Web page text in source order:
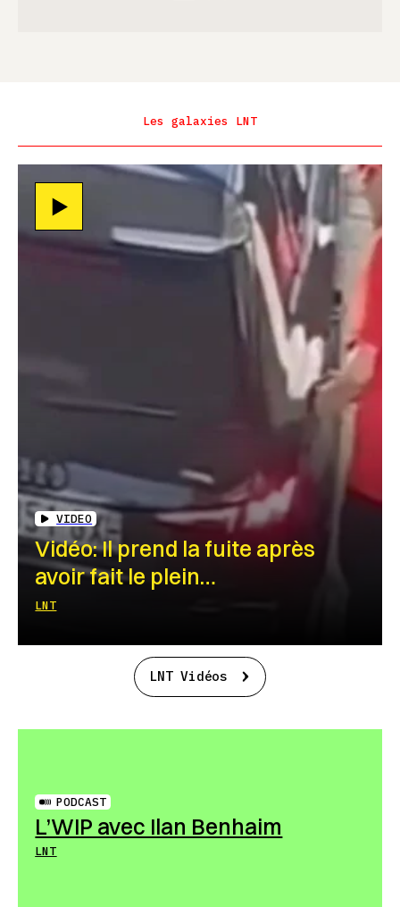
Les galaxies LNT
VIDEO
Vidéo: Il prend la fuite après
avoir fait le plein…
LNT
LNT Vidéos
PODCAST
L’WIP avec Ilan Benhaim
LNT